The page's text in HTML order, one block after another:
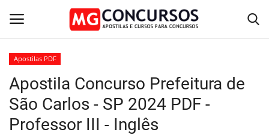
Home
Apostilas PDF
Apostilas PDF
Apostila Concurso Prefeitura de
São Carlos - SP 2024 PDF -
Professor III - Inglês